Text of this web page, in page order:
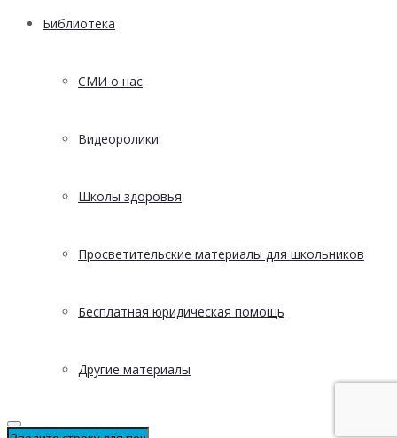
Библиотека
СМИ о нас
Видеоролики
Школы здоровья
Просветительские материалы для школьников
Бесплатная юридическая помощь
Другие материалы